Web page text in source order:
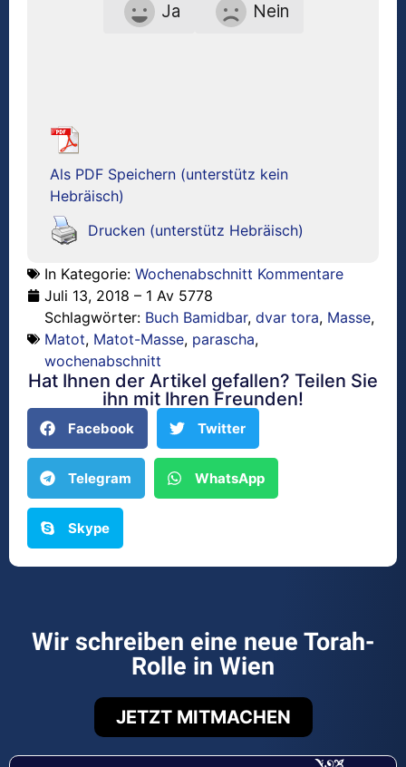
Ja Nein
Als PDF Speichern (unterstütz kein
Hebräisch)
Drucken (unterstütz Hebräisch)
In Kategorie: Wochenabschnitt Kommentare
Juli 13, 2018 – 1 Av 5778
Schlagwörter: Buch Bamidbar, dvar tora, Masse,
Matot, Matot-Masse, parascha,
wochenabschnitt
Hat Ihnen der Artikel gefallen? Teilen Sie
ihn mit Ihren Freunden!
Facebook Twitter
Telegram WhatsApp
Skype
Wir schreiben eine neue Torah-
Rolle in Wien
JETZT MITMACHEN